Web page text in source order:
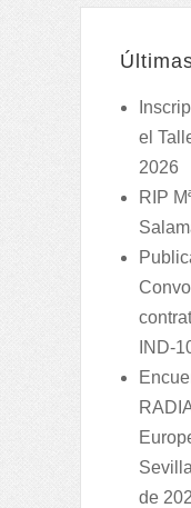
el
2026
RIP
IND-
de